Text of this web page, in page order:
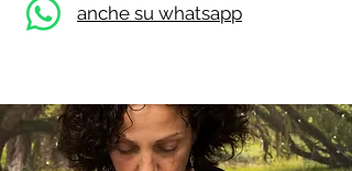
anche su whatsapp